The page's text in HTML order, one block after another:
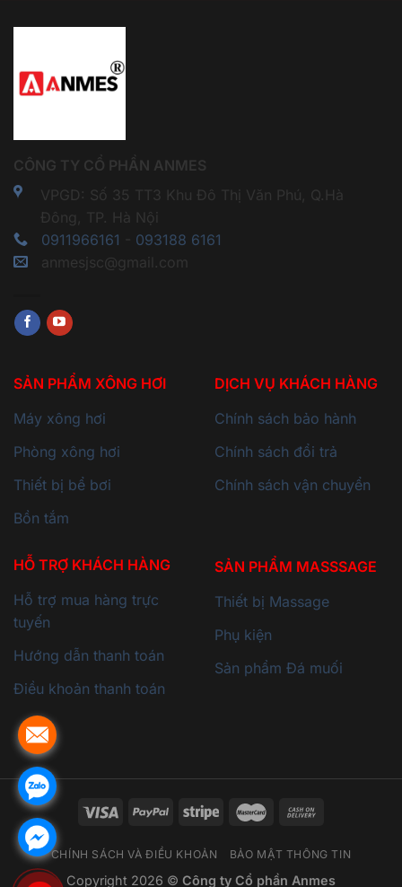
CÔNG TY CỔ PHẦN ANMES
VPGD: Số 35 TT3 Khu Đô Thị Văn Phú, Q.Hà
Đông, TP. Hà Nội
0911966161
093188 6161
anmesjsc@gmail.com
SẢN PHẨM XÔNG HƠI
Máy xông hơi
Phòng xông hơi
Thiết bị bể bơi
Bồn tắm
HỖ TRỢ KHÁCH HÀNG
Hỗ trợ mua hàng trực
tuyến
Hướng dẫn thanh toán
Điều khoản thanh toán
DỊCH VỤ KHÁCH HÀNG
Chính sách bảo hành
Chính sách đổi trả
Chính sách vận chuyển
SẢN PHẨM MASSSAGE
Thiết bị Massage
Phụ kiện
Sản phẩm Đá muối
CHÍNH SÁCH VÀ ĐIỀU KHOẢN BẢO MẬT THÔNG TIN
Copyright 2026 © Công ty Cổ phần Anmes